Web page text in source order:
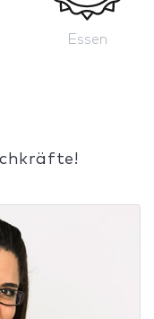
Essen